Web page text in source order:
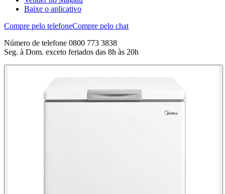
Baixe o aplicativo
Compre pelo telefoneCompre pelo chat
Número de telefone 0800 773 3838
Seg. à Dom. exceto feriados das 8h às 20h